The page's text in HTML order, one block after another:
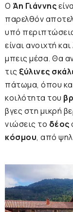
Ο Άη Γιάννης
παρελθόν
υπό
είναι ανοιχτή
μπεις μέσα. Θα
τις ξύλινες
πάτωμα, όπου
κοιλότητα του
βγες στη μικρή
νιώσεις το δέος
κόσμου, από